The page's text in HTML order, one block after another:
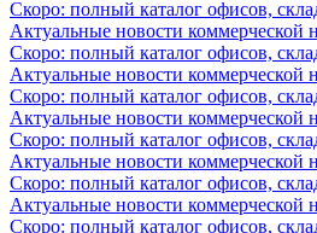
Скоро: полный каталог офисов,
Актуальные новости коммерческой
Скоро: полный каталог офисов,
Актуальные новости коммерческой
Скоро: полный каталог офисов,
Актуальные новости коммерческой
Скоро: полный каталог офисов,
Актуальные новости коммерческой
Скоро: полный каталог офисов,
Актуальные новости коммерческой
Скоро: полный каталог офисов,